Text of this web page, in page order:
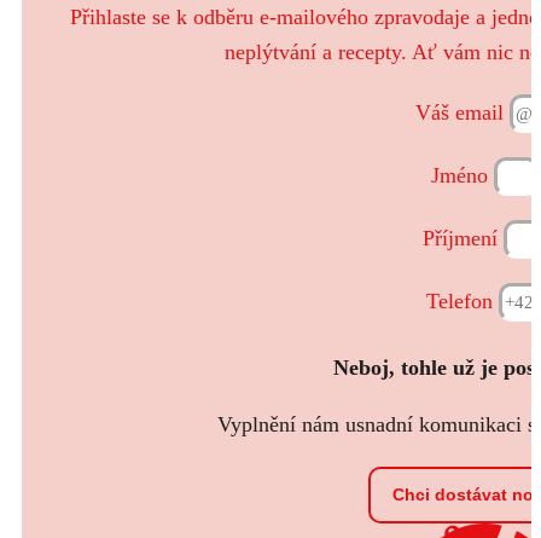
Přihlaste se k odběru e-mailového zpravodaje a
neplýtvání a recepty. Ať vám nic
Váš email
Jméno
Příjmení
Telefon
Neboj, tohle už je
Vyplnění nám usnadní komunikaci
Chci dostávat